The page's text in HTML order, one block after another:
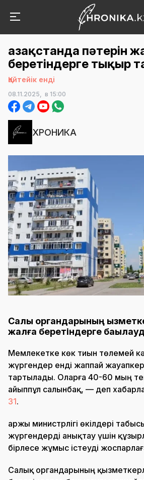
Қазақстанда пәтерін
беретіндерге тықыр
Қайтейік енді
08.11.2025, в 15:00
ХРОНИКА
Салық органдарының
жалға беретіндерге
Мемлекетке көк тиын төлемей
жүргендер енді жаппай
тартылады. Оларға 40-60 мың
айыппұл салынбақ, — деп
31.
Қаржы министрлігі өкілдері
жүргендерді анықтау үшін
бірлесе жұмыс істеуді
Салық органдарының